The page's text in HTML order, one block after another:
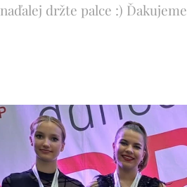
naďalej držte palce :) Ďakujeme